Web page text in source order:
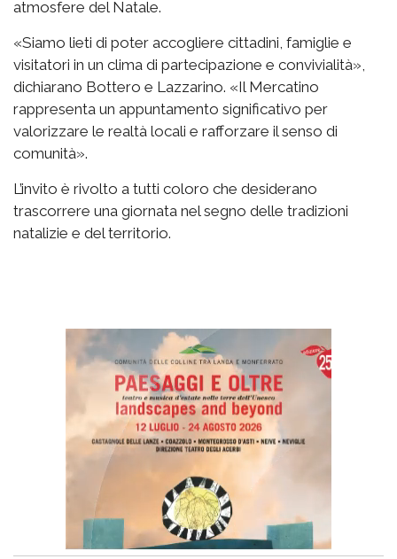
atmosfere del Natale.
«Siamo lieti di poter accogliere cittadini, famiglie e
visitatori in un clima di partecipazione e convivialità»,
dichiarano Bottero e Lazzarino. «Il Mercatino
rappresenta un appuntamento significativo per
valorizzare le realtà locali e rafforzare il senso di
comunità».
L’invito è rivolto a tutti coloro che desiderano
trascorrere una giornata nel segno delle tradizioni
natalizie e del territorio.